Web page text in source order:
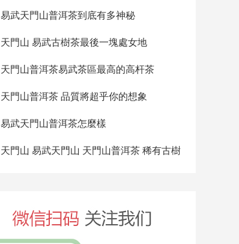
易武天門山普洱茶到底有多神秘
天門山 易武古樹茶最後一塊處女地
天門山普洱茶易武茶區最高的高杆茶
天門山普洱茶 品質將超乎你的想象
易武天門山普洱茶怎麼樣
天門山 易武天門山 天門山普洱茶 稀有古樹